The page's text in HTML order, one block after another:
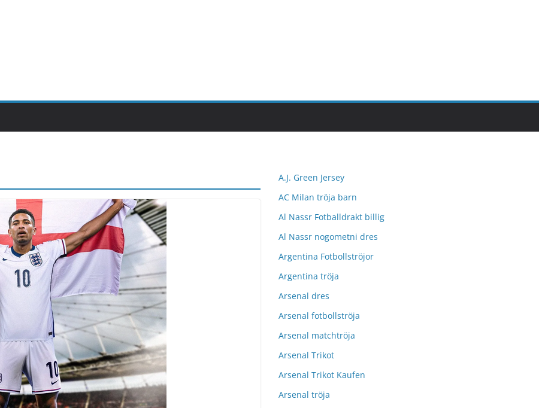
A.J. Green Jersey
AC Milan tröja barn
Al Nassr Fotballdrakt billig
Al Nassr nogometni dres
Argentina Fotbollströjor
Argentina tröja
Arsenal dres
Arsenal fotbollströja
Arsenal matchtröja
Arsenal Trikot
Arsenal Trikot Kaufen
Arsenal tröja